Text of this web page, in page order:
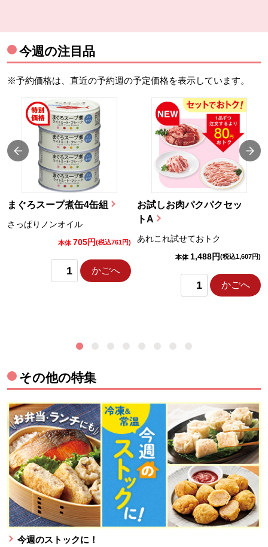
今週の注目品
※予約価格は、直近の予約週の予定価格を表示しています。
まぐろスープ煮缶4缶組
さっぱりノンオイル
本体 705円(税込761円)
かごへ
お試しお肉パクパクセッ
トA
あれこれ試せておトク
本体 1,488円(税込1,607円)
かごへ
その他の特集
今週のストックに！